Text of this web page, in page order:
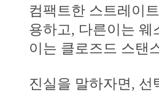
컴팩트한 스트레이
용하고, 다른이는 웨
이는 클로즈드 스탠
진실을 말하자면,